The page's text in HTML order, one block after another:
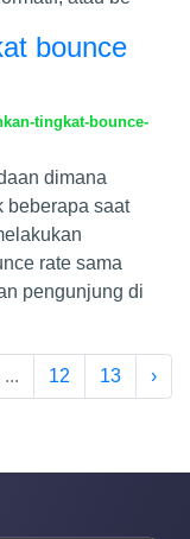
bounce
tingkat-bounce-
dimana
beberapa saat
rate sama
pengunjung di
... 12 13 ›